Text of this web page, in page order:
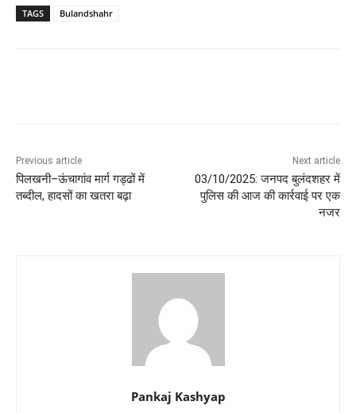
TAGS Bulandshahr
Previous article
पिलखनी–ऊंचागांव मार्ग गड्ढों में
तब्दील, हादसों का खतरा बढ़ा
Next article
03/10/2025: जनपद बुलंदशहर में
पुलिस की आज की कार्रवाई पर एक
नजर
Pankaj Kashyap